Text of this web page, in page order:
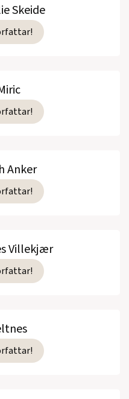
Skeide
Anker
Villekjær